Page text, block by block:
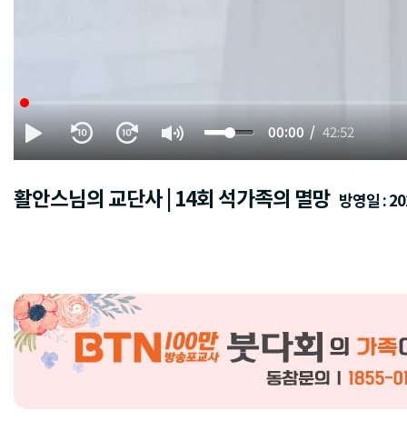
00:00 42:52
활안스님의 교단사 | 14회 석가족의 멸망 방영일 :